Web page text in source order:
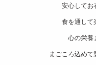
安心してお
食を通して
心の栄養
まごころ込め